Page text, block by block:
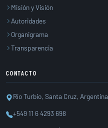
Misión y Visión
Autoridades
Organigrama
Transparencia
CONTACTO
Río Turbio, Santa Cruz, Argentina
+549 11 6 4293 698